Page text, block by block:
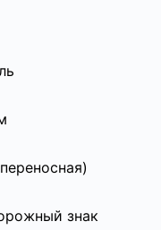
знак